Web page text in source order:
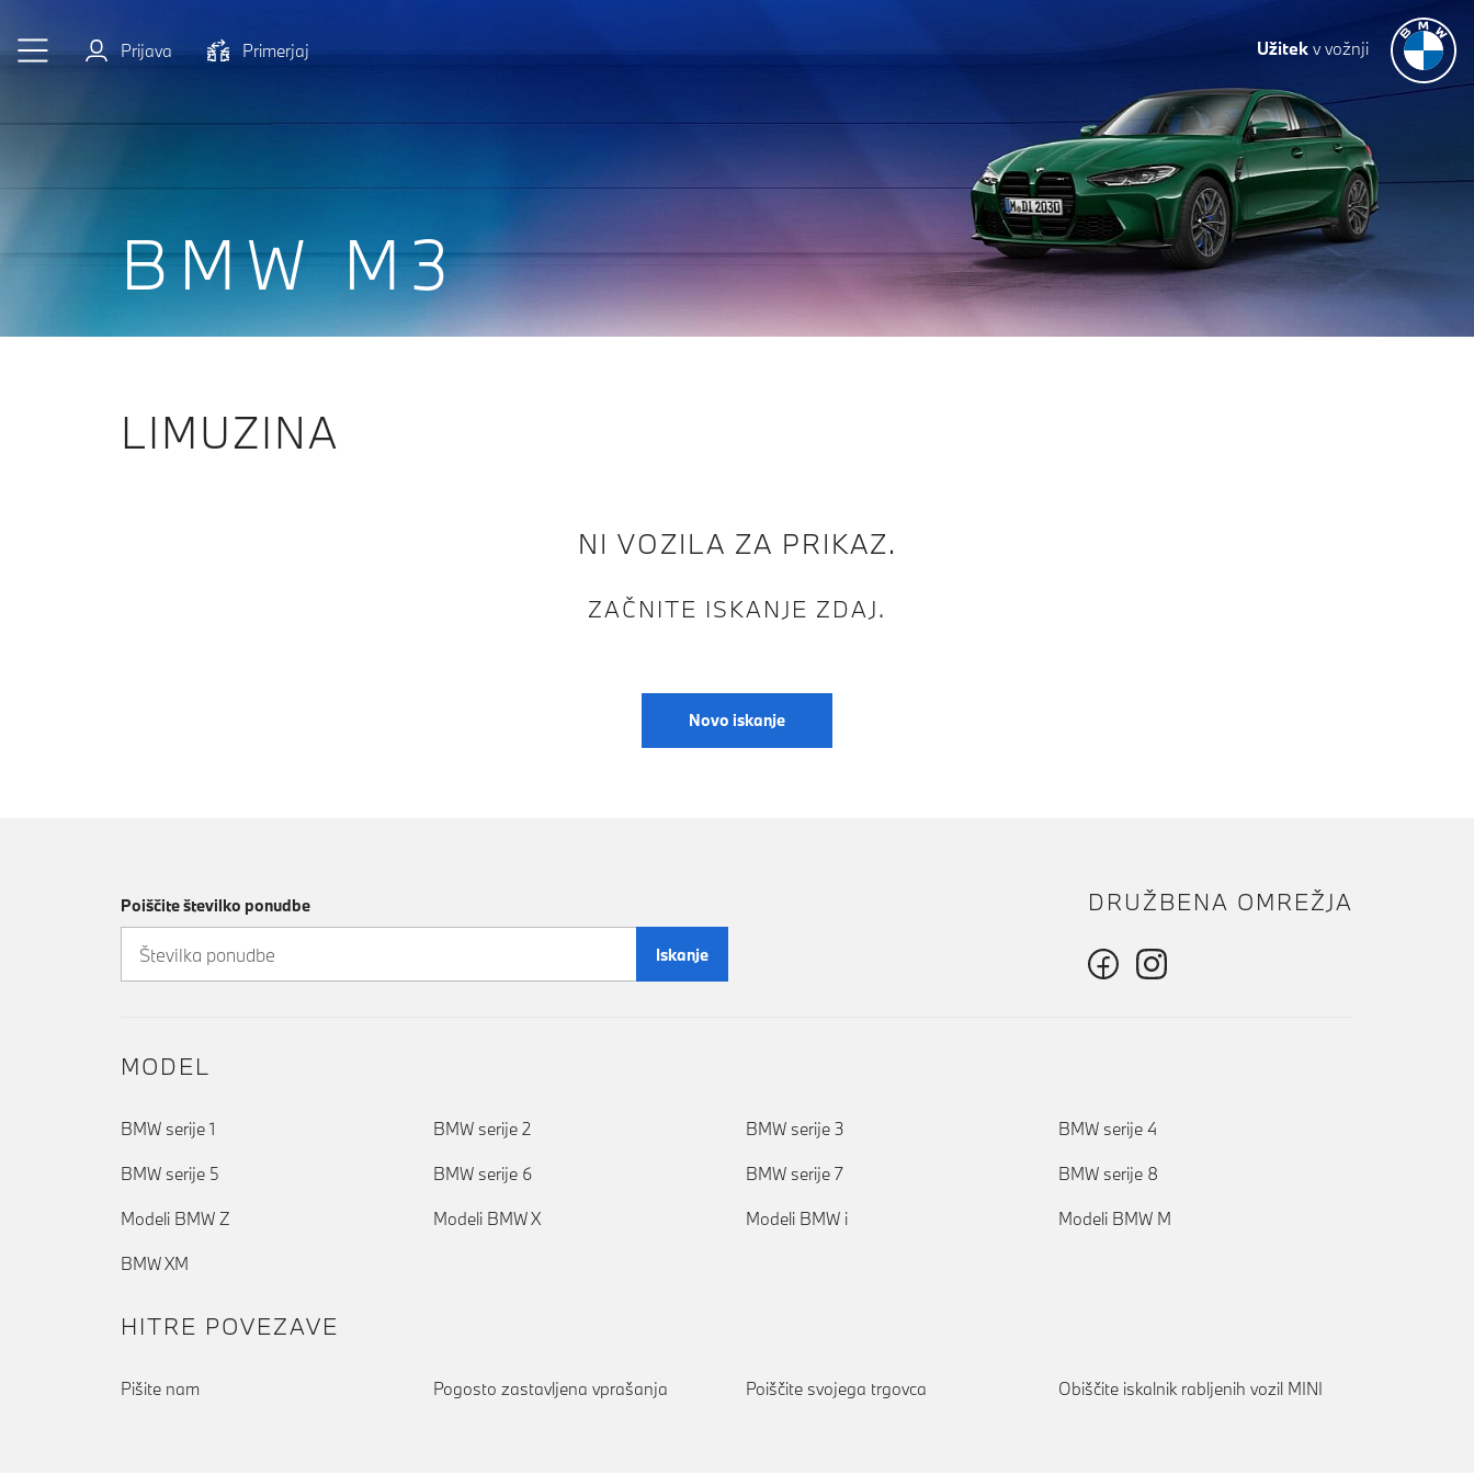
Prijava
Primerjaj Užitek v vožnji
BMW M3
LIMUZINA
NI VOZILA ZA PRIKAZ.
ZAČNITE ISKANJE ZDAJ.
Novo iskanje
Poiščite številko ponudbe
Iskanje
DRUŽBENA OMREŽJA
MODEL
BMW serije 1 BMW serije 2 BMW serije 3 BMW serije 4
BMW serije 5 BMW serije 6 BMW serije 7 BMW serije 8
Modeli BMW Z Modeli BMW X Modeli BMW i Modeli BMW M
BMW XM
HITRE POVEZAVE
Pišite nam Pogosto zastavljena vprašanja Poiščite svojega trgovca Obiščite iskalnik rabljenih vozil MINI